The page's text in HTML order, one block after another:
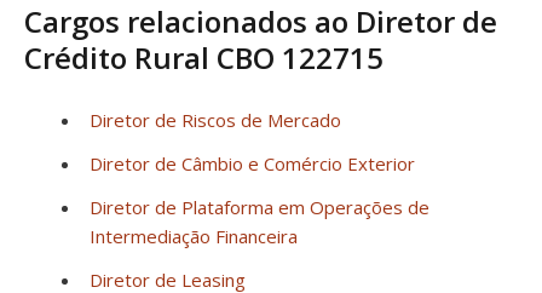
Cargos relacionados ao Diretor de
Crédito Rural CBO 122715
Diretor de Riscos de Mercado
Diretor de Câmbio e Comércio Exterior
Diretor de Plataforma em Operações de
Intermediação Financeira
Diretor de Leasing